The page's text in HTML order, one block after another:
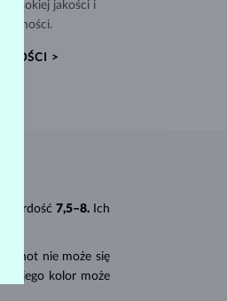
wysokiej jakości i
>
7,5–8. Ich
nie może się
a jego kolor może